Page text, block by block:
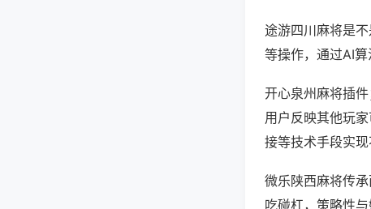
途游四川麻将是
等操作，通过AI算
开心泉州麻将插件
用户反映其他玩
接等技术手段实现
微乐陕西麻将传
吃碰杠，策略性